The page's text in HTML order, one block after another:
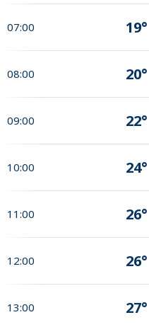
07:00 19°
08:00 20°
09:00 22°
10:00 24°
11:00 26°
12:00 26°
13:00 27°